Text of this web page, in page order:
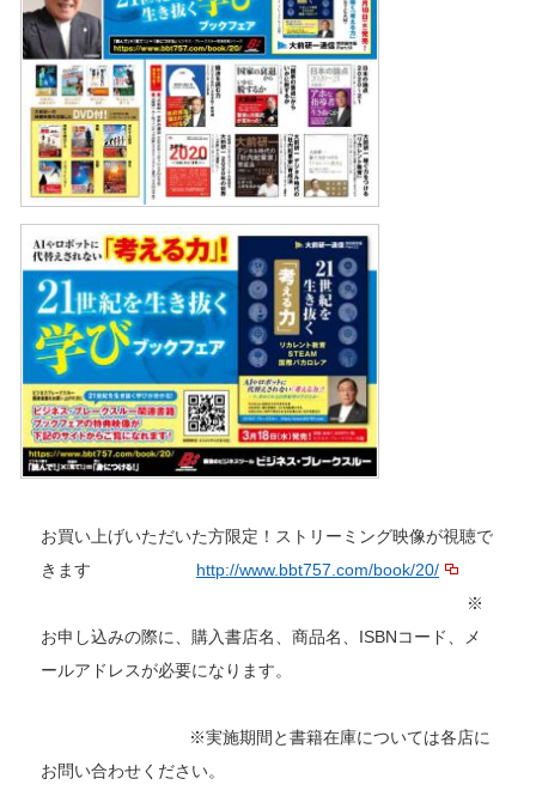
お買い上げいただいた方限定！ストリーミング映像が視聴で
きます http://www.bbt757.com/book/20/
※
お申し込みの際に、購入書店名、商品名、ISBNコード、メ
ールアドレスが必要になります。
※実施期間と書籍在庫については各店に
お問い合わせください。